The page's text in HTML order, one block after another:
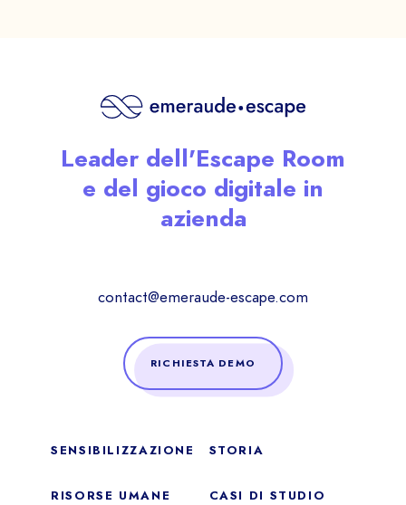
Leader dell'Escape Room
e del gioco digitale in
azienda
contact@emeraude-escape.com
RICHIESTA DEMO
SENSIBILIZZAZIONE
RISORSE UMANE
STORIA
CASI DI STUDIO